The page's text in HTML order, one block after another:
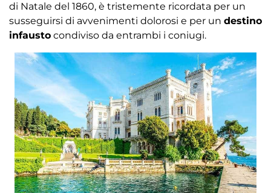
di Natale del 1860, è tristemente ricordata per un
susseguirsi di avvenimenti dolorosi e per un destino
infausto condiviso da entrambi i coniugi.